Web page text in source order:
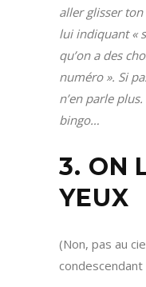
aller glisser
lui indiquant «
qu’on a des
numéro ». Si
n’en parle
bingo…
3. ON
YEUX
(Non, pas au
condescendant